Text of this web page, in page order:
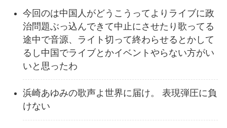
今回のは中国人がどうこうってよりライブに政
治問題ぶっ込んできて中止にさせたり歌ってる
途中で音源、ライト切って終わらせるとかして
るし中国でライブとかイベントやらない方がい
いと思ったわ
浜崎あゆみの歌声よ世界に届け。 表現弾圧に負
けない